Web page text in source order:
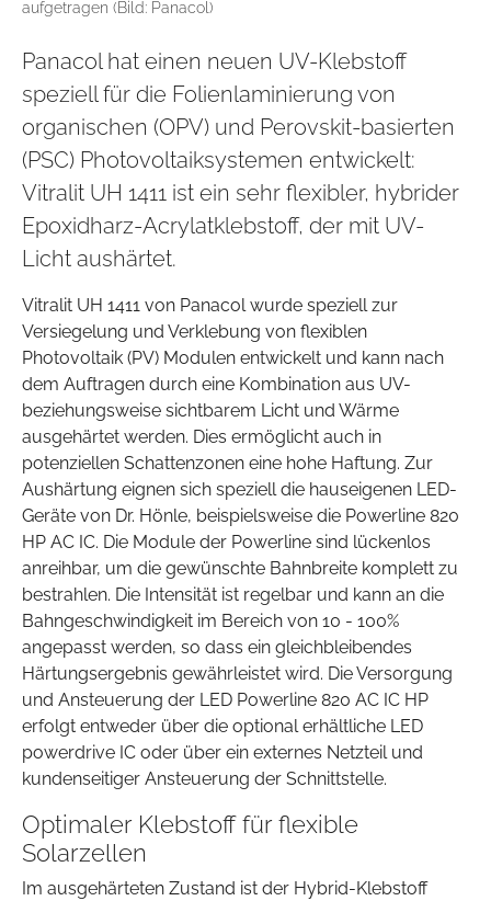
aufgetragen (Bild: Panacol)
Panacol hat einen neuen UV-Klebstoff
speziell für die Folienlaminierung von
organischen (OPV) und Perovskit-basierten
(PSC) Photovoltaiksystemen entwickelt:
Vitralit UH 1411 ist ein sehr flexibler, hybrider
Epoxidharz-Acrylatklebstoff, der mit UV-
Licht aushärtet.
Vitralit UH 1411 von Panacol wurde speziell zur
Versiegelung und Verklebung von flexiblen
Photovoltaik (PV) Modulen entwickelt und kann nach
dem Auftragen durch eine Kombination aus UV-
beziehungsweise sichtbarem Licht und Wärme
ausgehärtet werden. Dies ermöglicht auch in
potenziellen Schattenzonen eine hohe Haftung. Zur
Aushärtung eignen sich speziell die hauseigenen LED-
Geräte von Dr. Hönle, beispielsweise die Powerline 820
HP AC IC. Die Module der Powerline sind lückenlos
anreihbar, um die gewünschte Bahnbreite komplett zu
bestrahlen. Die Intensität ist regelbar und kann an die
Bahngeschwindigkeit im Bereich von 10 - 100%
angepasst werden, so dass ein gleichbleibendes
Härtungsergebnis gewährleistet wird. Die Versorgung
und Ansteuerung der LED Powerline 820 AC IC HP
erfolgt entweder über die optional erhältliche LED
powerdrive IC oder über ein externes Netzteil und
kundenseitiger Ansteuerung der Schnittstelle.
Optimaler Klebstoff für flexible
Solarzellen
Im ausgehärteten Zustand ist der Hybrid-Klebstoff